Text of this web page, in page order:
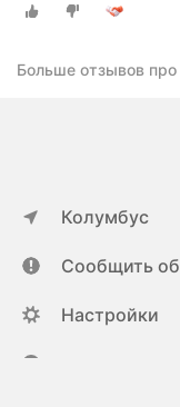
Больше отзывов
Колумбус
Сообщить
Настройки